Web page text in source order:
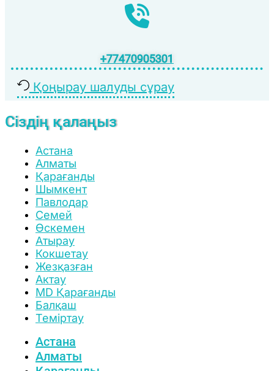
+77470905301
Қоңырау шалуды сұрау
Сіздің қалаңыз
Астана
Алматы
Қарағанды
Шымкент
Павлодар
Семей
Өскемен
Атырау
Кокшетау
Жезқазған
Актау
MD Қарағанды
Балқаш
Теміртау
Астана
Алматы